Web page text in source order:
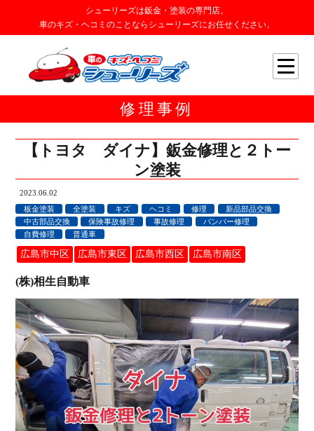
シューリーズは鈑金・塗装の専門店。
車のキズ・ヘコミのことならシューリーズにお任せください。
修理事例
【トヨタ ダイナ】鈑金修理と２トー
ン塗装
2023.06.02
板金塗装
全塗装 キズ ヘコミ 修理
新品部品交換
中古部品交換
保険事故修理 事故修理
バンパー修理
自費修理
普通車
広島市中区 広島市東区 広島市西区 広島市南区
(株)相生自動車